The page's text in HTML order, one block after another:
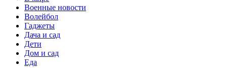
Военные новости
Волейбол
Гаджеты
Дача и сад
Дети
Дом и сад
Еда